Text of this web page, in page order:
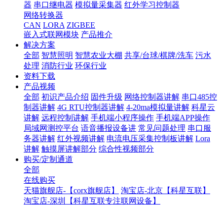
器 串口继电器 模拟量采集器 红外学习控制器
网络转换器
CAN LORA ZIGBEE
嵌入式联网模块 产品推介
解决方案
全部 智慧照明 智慧农业大棚 共享/台球/棋牌/洗车 污水
处理 消防行业 环保行业
资料下载
产品视频
全部 初识产品介绍 固件升级 网络控制器讲解 串口485控
制器讲解 4G RTU控制器讲解 4-20ma模拟量讲解 科星云
讲解 远程控制讲解 手机端小程序操作 手机端APP操作
局域网测控平台 语音播报设备讲 常见问题处理 串口服
务器讲解 红外视频讲解 电流电压采集控制板讲解 Lora
讲解 触摸屏讲解部分 综合性视频部分
购买/定制通道
全部
在线购买
天猫旗舰店-【corx旗舰店】
淘宝店-北京【科星互联】
淘宝店-深圳【科星互联专注联网设备】